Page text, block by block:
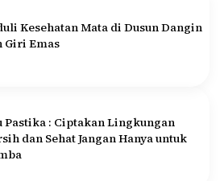
Kesehatan Mata di Dusun Dangin
Giri Emas
Pastika : Ciptakan Lingkungan
dan Sehat Jangan Hanya untuk